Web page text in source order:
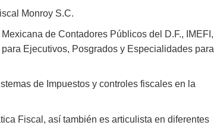
Monroy S.C.
de Contadores Públicos del D.F., IMEFI,
Ejecutivos, Posgrados y Especialidades para
de Impuestos y controles fiscales en la
Fiscal, así también es articulista en diferentes